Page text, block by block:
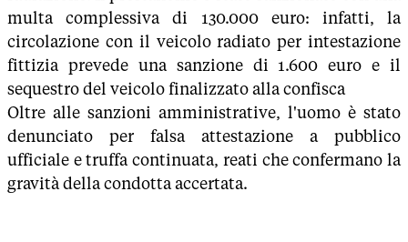
multa complessiva di 130.000 euro: infatti, la
circolazione con il veicolo radiato per intestazione
fittizia prevede una sanzione di 1.600 euro e il
sequestro del veicolo finalizzato alla confisca
Oltre alle sanzioni amministrative, l'uomo è stato
denunciato per falsa attestazione a pubblico
ufficiale e truffa continuata, reati che confermano la
gravità della condotta accertata.